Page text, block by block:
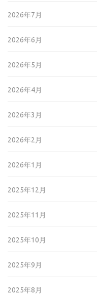
2026年7月
2026年6月
2026年5月
2026年4月
2026年3月
2026年2月
2026年1月
2025年12月
2025年11月
2025年10月
2025年9月
2025年8月